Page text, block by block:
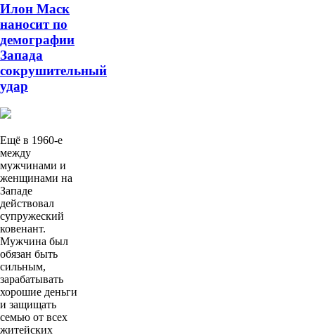
Илон Маск
наносит по
демографии
Запада
сокрушительный
удар
Ещё в 1960-е
между
мужчинами и
женщинами на
Западе
действовал
супружеский
ковенант.
Мужчина был
обязан быть
сильным,
зарабатывать
хорошие деньги
и защищать
семью от всех
житейских